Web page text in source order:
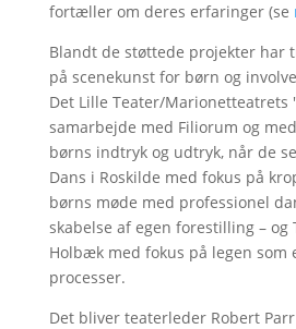
fortæller om deres erfaringer (se
Blandt de støttede projekter har
på scenekunst for børn og
Det Lille Teater/Marionetteatrets
samarbejde med Filiorum og
børns indtryk og udtryk, når de
Dans i Roskilde med fokus på
børns møde med professionel
skabelse af egen forestilling – og
Holbæk med fokus på legen som
processer.
Det bliver teaterleder Robert